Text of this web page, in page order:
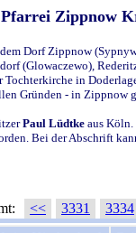
Zippnow
Dorf Zippnow
(Glowaczewo),
in
Gründen - in Zippnow
Paul Lüdtke aus
Bei der Abschrift
<< 3331 3334